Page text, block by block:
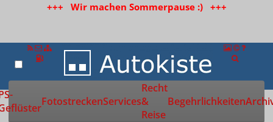
+++ Wir machen Sommerpause :) +++
Zur Startseite
FotostreckenServices
Recht
&
Reise
Begehrlichkeiten